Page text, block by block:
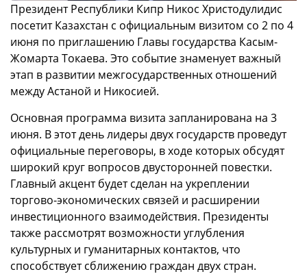
Президент Республики Кипр Никос Христодулидис
посетит Казахстан с официальным визитом со 2 по 4
июня по приглашению Главы государства Касым-
Жомарта Токаева. Это событие знаменует важный
этап в развитии межгосударственных отношений
между Астаной и Никосией.
Основная программа визита запланирована на 3
июня. В этот день лидеры двух государств проведут
официальные переговоры, в ходе которых обсудят
широкий круг вопросов двусторонней повестки.
Главный акцент будет сделан на укреплении
торгово-экономических связей и расширении
инвестиционного взаимодействия. Президенты
также рассмотрят возможности углубления
культурных и гуманитарных контактов, что
способствует сближению граждан двух стран.